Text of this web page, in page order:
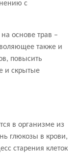
с
основе трав –
также и
повысить
и скрытые
в организме из
глюкозы в крови,
старения клеток